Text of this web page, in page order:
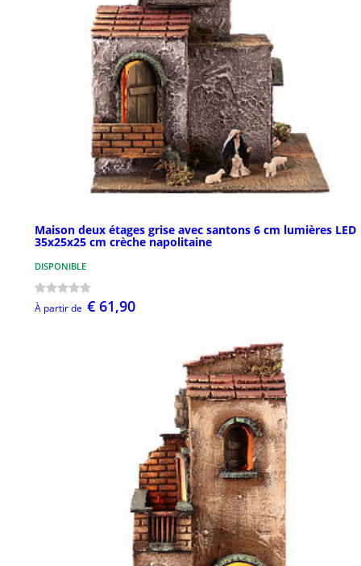
Maison deux étages grise avec santons 6 cm lumières LED
35x25x25 cm crèche napolitaine
DISPONIBLE
À partir de € 61,90